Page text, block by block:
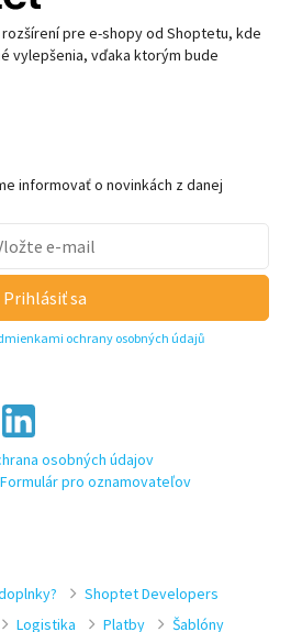
pre e-shopyod Shoptetu, kde
vylepšenia, vďaka ktorým bude
Shoptet Developers
Logistika Platby Šablóny
informovať o novinkách z danej
Prihlásiť sa
ochrany osobných údajů
osobných údajov
Formulár pro oznamovateľov